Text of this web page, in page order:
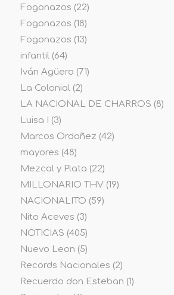
Fogonazos (22)
Fogonazos (18)
Fogonazos (13)
infantil(64)
Iván Agüero (71)
La Colonial(2)
LA NACIONAL DE CHARROS (8)
Luisa I
(3)
Marcos Ordoñez (42)
mayores (48)
Mezcal y Plata (22)
MILLONARIO THV(19)
NACIONALITO (59)
Nito Aceves (3)
NOTICIAS (405)
Nuevo Leon (5)
Records Nacionales (2)
Recuerdo don Esteban (1)